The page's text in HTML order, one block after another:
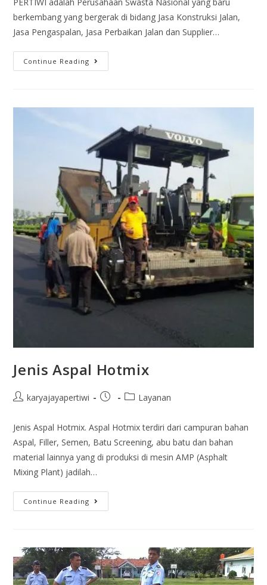
berkembang yang bergerak di bidang Jasa Konstruksi Jalan,
Jasa Pengaspalan, Jasa Perbaikan Jalan dan Supplier…
Continue Reading
Jenis Aspal Hotmix
karyajayapertiwi Layanan
Jenis Aspal Hotmix. Aspal Hotmix terdiri dari campuran bahan
Aspal, Filler, Semen, Batu Screening, abu batu dan bahan
material lainnya yang di produksi di mesin AMP (Asphalt
Mixing Plant) jadilah…
Continue Reading